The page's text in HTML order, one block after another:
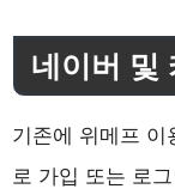
네이버 및
기존에 위메프 이
로 가입 또는 로